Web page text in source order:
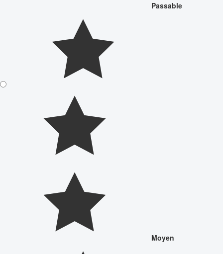
Passable
Moyen